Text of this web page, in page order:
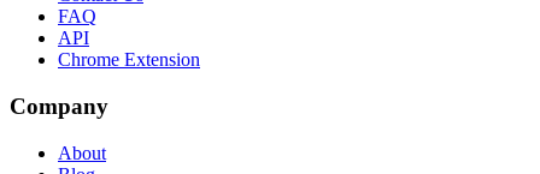
FAQ
API
Chrome Extension
Company
About